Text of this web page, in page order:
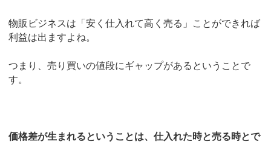
物販ビジネスは「安く仕入れて高く売る」ことができれば
利益は出ますよね。
つまり、売り買いの値段にギャップがあるということで
す。
価格差が生まれるということは、仕入れた時と売る時とで